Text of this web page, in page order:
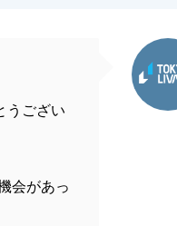
うござい
会があっ